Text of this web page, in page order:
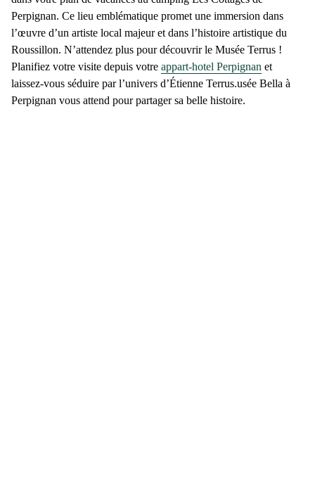
Perpignan. Ce lieu emblématique promet une immersion dans
l’œuvre d’un artiste local majeur et dans l’histoire artistique du
Roussillon. N’attendez plus pour découvrir le Musée Terrus !
Planifiez votre visite depuis votre appart-hotel Perpignan et
laissez-vous séduire par l’univers d’Étienne Terrus.usée Bella à
Perpignan vous attend pour partager sa belle histoire.